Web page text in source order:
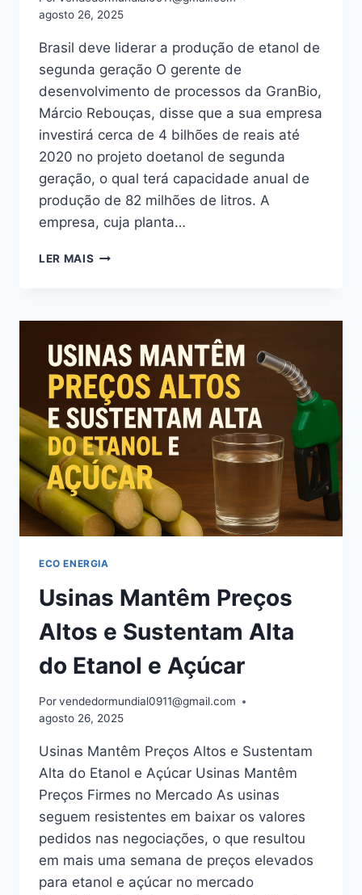
agosto 26, 2025
Brasil deve liderar a produção de etanol de
segunda geração O gerente de
desenvolvimento de processos da GranBio,
Márcio Rebouças, disse que a sua empresa
investirá cerca de 4 bilhões de reais até
2020 no projeto doetanol de segunda
geração, o qual terá capacidade anual de
produção de 82 milhões de litros. A
empresa, cuja planta…
LER MAIS BRASIL
PRODUÇÃO
ETANOL
DE
SEGUNDA
GERAÇÃO
ECO ENERGIA
Usinas Mantêm Preços
Altos e Sustentam Alta
do Etanol e Açúcar
Porvendedormundial0911@gmail.com
agosto 26, 2025
Usinas Mantêm Preços Altos e Sustentam
Alta do Etanol e Açúcar Usinas Mantêm
Preços Firmes no Mercado As usinas
seguem resistentes em baixar os valores
pedidos nas negociações, o que resultou
em mais uma semana de preços elevados
para etanol e açúcar no mercado